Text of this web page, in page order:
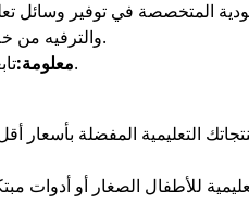
والترفيه من خلال منتجات عالية الجودة تساعد على تطوير مهارات الأطفال وتنمية قدراتهم الإبداعية.
معلومة:لتحصلوا على أفضل أكواد الخصم وكوبونات الخصم.
التعليمية المفضلة بأسعار
للأطفال الصغار أو أدوات